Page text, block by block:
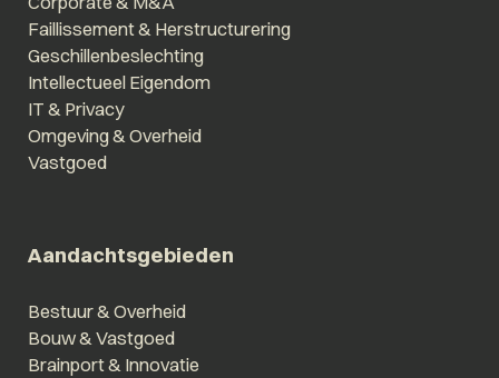
Faillissement & Herstructurering
Geschillenbeslechting
Intellectueel Eigendom
IT & Privacy
Omgeving & Overheid
Vastgoed
Aandachtsgebieden
Bestuur & Overheid
Bouw & Vastgoed
Brainport & Innovatie